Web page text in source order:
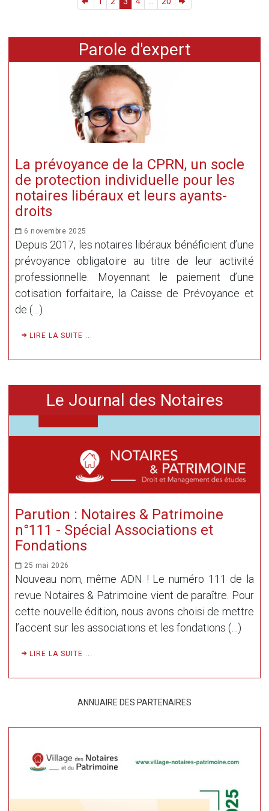
Parole d'expert
La prévoyance de la CPRN, un socle
de protection individuelle pour les
notaires libéraux et leurs ayants-
droits
6 novembre 2025
Depuis 2017, les notaires libéraux bénéficient d’une
prévoyance obligatoire au titre de leur activité
professionnelle. Moyennant le paiement d’une
cotisation forfaitaire, la Caisse de Prévoyance et
de (…)
LIRE LA SUITE ...
Le Journal des Notaires
Parution : Notaires & Patrimoine
n°111 - Spécial Associations et
Fondations
25 mai 2026
Nouveau nom, même ADN ! Le numéro 111 de la
revue Notaires & Patrimoine vient de paraître. Pour
cette nouvelle édition, nous avons choisi de mettre
l’accent sur les associations et les fondations (…)
LIRE LA SUITE ...
ANNUAIRE DES PARTENAIRES